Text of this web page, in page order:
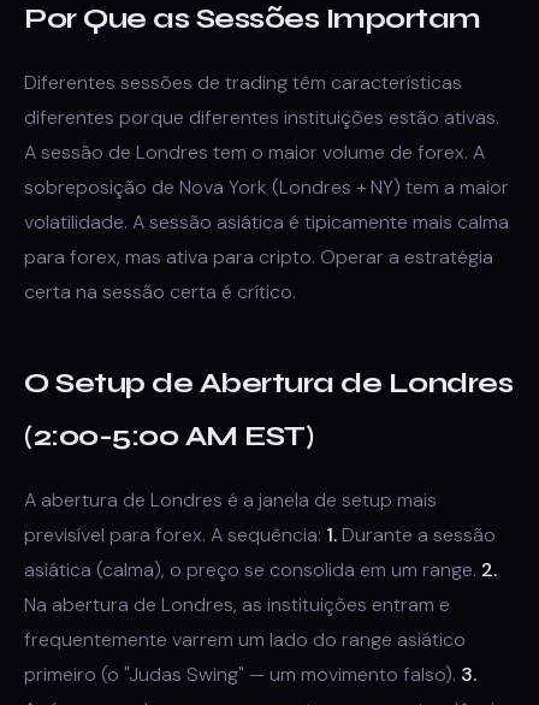
Por Que as Sessões Importam
Diferentes sessões de trading têm características
diferentes porque diferentes instituições estão ativas.
A sessão de Londres tem o maior volume de forex. A
sobreposição de Nova York (Londres + NY) tem a maior
volatilidade. A sessão asiática é tipicamente mais calma
para forex, mas ativa para cripto. Operar a estratégia
certa na sessão certa é crítico.
O Setup de Abertura de Londres
(2:00-5:00 AM EST)
A abertura de Londres é a janela de setup mais
previsível para forex. A sequência: 1.Durante a sessão
asiática (calma), o preço se consolida em um range. 2.
Na abertura de Londres, as instituições entram e
frequentemente varrem um lado do range asiático
primeiro (o "Judas Swing" — um movimento falso). 3.